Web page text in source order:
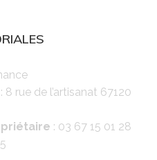
: 8 rue de l’artisanat 67120
: 03 67 15 01 28